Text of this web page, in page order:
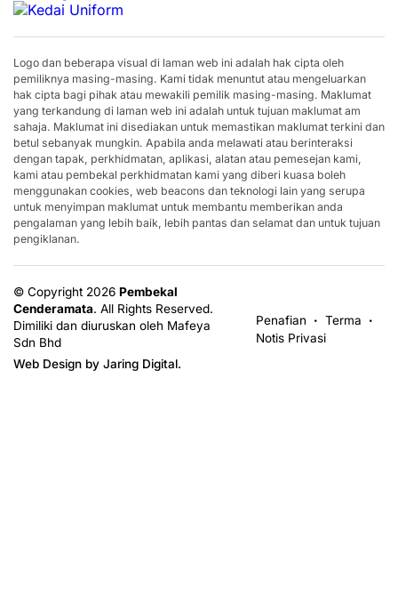
Logo dan beberapa visual di laman web ini adalah hak cipta oleh
pemiliknya masing-masing. Kami tidak menuntut atau mengeluarkan
hak cipta bagi pihak atau mewakili pemilik masing-masing. Maklumat
yang terkandung di laman web ini adalah untuk tujuan maklumat am
sahaja. Maklumat ini disediakan untuk memastikan maklumat terkini dan
betul sebanyak mungkin. Apabila anda melawati atau berinteraksi
dengan tapak, perkhidmatan, aplikasi, alatan atau pemesejan kami,
kami atau pembekal perkhidmatan kami yang diberi kuasa boleh
menggunakan cookies, web beacons dan teknologi lain yang serupa
untuk menyimpan maklumat untuk membantu memberikan anda
pengalaman yang lebih baik, lebih pantas dan selamat dan untuk tujuan
pengiklanan.
© Copyright 2026 Pembekal
Cenderamata. All Rights Reserved.
Dimiliki dan diuruskan oleh Mafeya
Sdn Bhd
Web Design by Jaring Digital.
Penafian • Terma •
Notis Privasi